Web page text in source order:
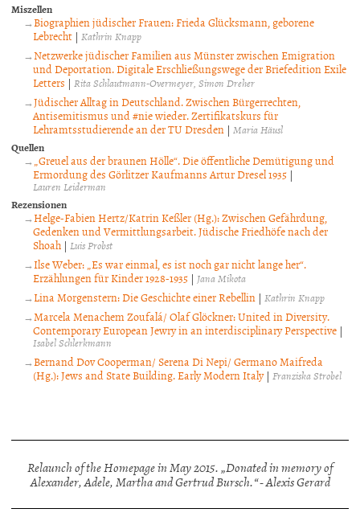
Miszellen
Biographien jüdischer Frauen: Frieda Glücksmann, geborene
Lebrecht | Kathrin Knapp
Netzwerke jüdischer Familien aus Münster zwischen Emigration
und Deportation. Digitale Erschließungswege der Briefedition Exile
Letters | Rita Schlautmann-Overmeyer Simon Dreher
Jüdischer Alltag in Deutschland. Zwischen Bürgerrechten,
Antisemitismus und #nie wieder. Zertifikatskurs für
Lehramtsstudierende an der TU Dresden | Maria Häusl
Quellen
„Greuel aus der braunen Hölle“. Die öffentliche Demütigung und
Ermordung des Görlitzer Kaufmanns Artur Dresel 1935 |
Lauren Leiderman
Rezensionen
Helge-Fabien Hertz/Katrin Keßler (Hg.): Zwischen Gefährdung,
Gedenken und Vermittlungsarbeit. Jüdische Friedhöfe nach der
Shoah | Luis Probst
Ilse Weber: „Es war einmal, es ist noch gar nicht lange her“.
Erzählungen für Kinder 1928-1935 | Jana Mikota
Lina Morgenstern: Die Geschichte einer Rebellin |Kathrin Knapp
Marcela Menachem Zoufalá/ Olaf Glöckner: United in Diversity.
Contemporary European Jewry in an interdisciplinary Perspective |
Isabel Schlerkmann
Bernand Dov Cooperman/ Serena Di Nepi/ Germano Maifreda
(Hg.): Jews and State Building. Early Modern Italy| Franziska Strobel
Relaunch of the Homepage in May 2015. „Donated in memory of
Alexander, Adele, Martha and Gertrud Bursch.“ - Alexis Gerard